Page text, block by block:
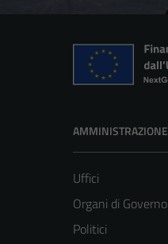
AMMINISTRAZIONE
Uffici
Organi di Governo
Politici